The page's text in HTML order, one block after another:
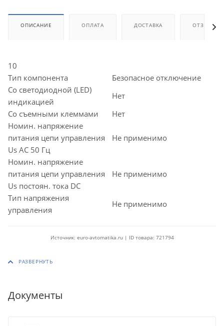
ОПИСАНИЕ ОПЛАТА ДОСТАВКА ОТЗЫВЫ
10
Тип компонента
Безопасное отключение
Со светодиодной (LED)
индикацией
Нет
Со съемными клеммами
Нет
Номин. напряжение
питания цепи управления
Us AC 50 Гц
Не применимо
Номин. напряжение
питания цепи управления
Us постоян. тока DC
Не применимо
Тип напряжения
управления
Не применимо
Источник: euro-avtomatika.ru | ID товара: 721794
Документы